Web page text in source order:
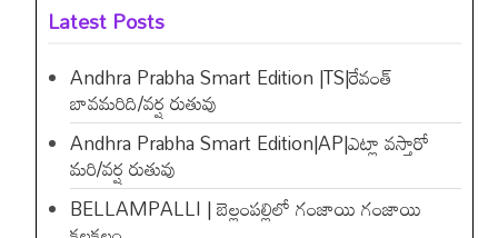
Latest Posts
Andhra Prabha Smart Edition |TS|రేవంత్​
బావమరిది/వర్ష రుతువు
Andhra Prabha Smart Edition|AP|ఎట్లా వస్తారో
మరి/వర్ష రుతువు
BELLAMPALLI | బెల్లంపల్లిలో గంజాయి గంజాయి